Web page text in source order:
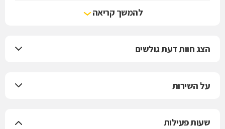
המגוון הרחב של השירותים בפריסה הארצית הרחבה ביותר כולל:
420 בתי מרקחת.
להמשך קריאה
הצג חוות דעת גולשים
על השירות
שעות פעילות